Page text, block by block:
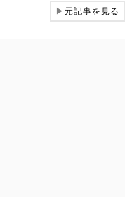
▶元記事を見る